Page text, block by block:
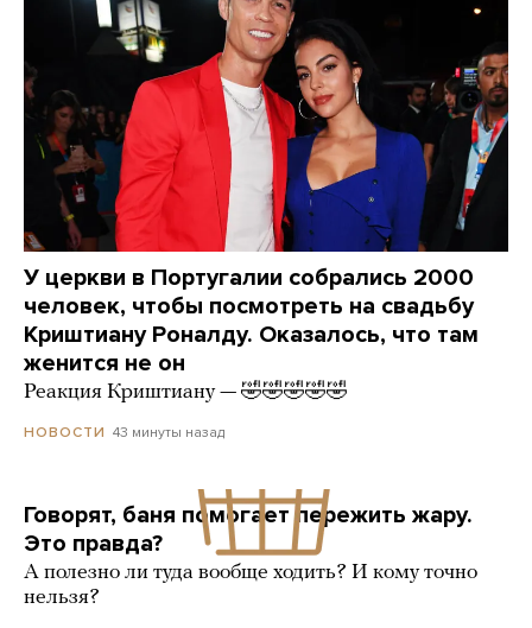
У церкви в Португалии собрались 2000
человек, чтобы посмотреть на свадьбу
Криштиану Роналду. Оказалось, что там
женится не он
Реакция Криштиану — 🤣🤣🤣🤣🤣
НОВОСТИ 43 минуты назад
Говорят, баня помогает пережить жару.
Это правда?
А полезно ли туда вообще ходить? И кому точно
нельзя?